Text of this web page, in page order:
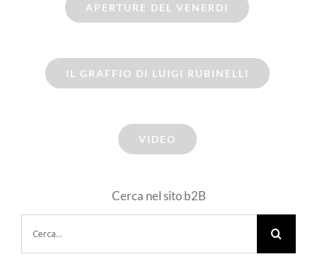
APERTURE DEL VENERDI
IL GRAFFIO DI LUIGI RUBINELLI
VIDEO
Cerca nel sito b2B
per: